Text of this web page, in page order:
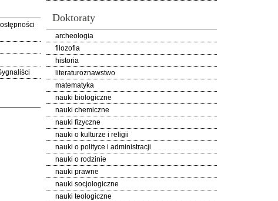
Doktoraty
archeologia
filozofia
historia
literaturoznawstwo
matematyka
nauki biologiczne
nauki chemiczne
nauki fizyczne
nauki o kulturze i religii
nauki o polityce i administracji
nauki o rodzinie
nauki prawne
nauki socjologiczne
nauki teologiczne